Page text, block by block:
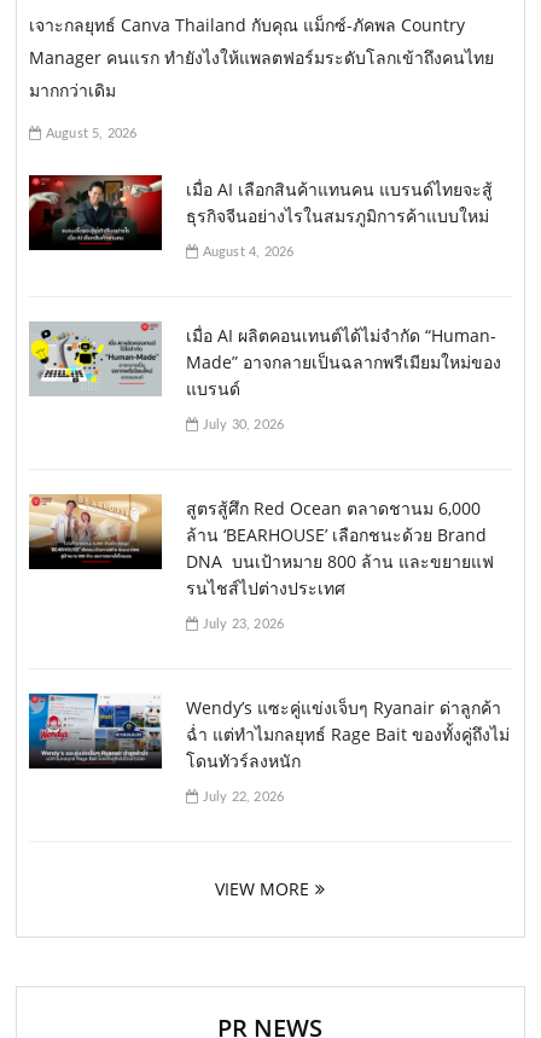
เจาะกลยุทธ์ Canva Thailand กับคุณ แม็กซ์-ภัคพล Country
Manager คนแรก ทำยังไงให้แพลตฟอร์มระดับโลกเข้าถึงคนไทย
มากกว่าเดิม
August 5, 2026
เมื่อ AI เลือกสินค้าแทนคน แบรนด์ไทยจะสู้
ธุรกิจจีนอย่างไรในสมรภูมิการค้าแบบใหม่
August 4, 2026
เมื่อ AI ผลิตคอนเทนต์ได้ไม่จำกัด “Human-
Made” อาจกลายเป็นฉลากพรีเมียมใหม่ของ
แบรนด์
July 30, 2026
สูตรสู้ศึก Red Ocean ตลาดชานม 6,000
ล้าน ‘BEARHOUSE’ เลือกชนะด้วย Brand
DNA บนเป้าหมาย 800 ล้าน และขยายแฟ
รนไชส์ไปต่างประเทศ
July 23, 2026
Wendy’s แซะคู่แข่งเจ็บๆ Ryanair ด่าลูกค้า
ฉ่ำ แต่ทำไมกลยุทธ์ Rage Bait ของทั้งคู่ถึงไม่
โดนทัวร์ลงหนัก
July 22, 2026
VIEW MORE
PR NEWS